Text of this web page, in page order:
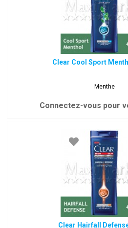
Clear Cool Sport
Menthe
Connectez-vous pour
Clear Hairfall